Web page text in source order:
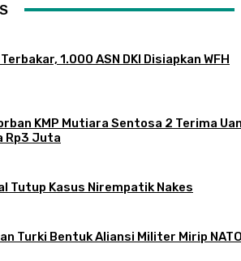
1.000 ASN DKI Disiapkan WFH
KMP Mutiara Sentosa 2 Terima
Rp3 Juta
Tutup Kasus Nirempatik Nakes
Turki Bentuk Aliansi Militer Mirip